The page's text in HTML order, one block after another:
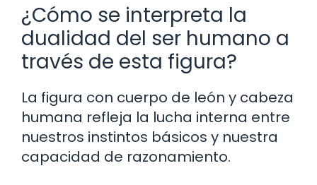
¿Cómo se interpreta la
dualidad del ser humano a
través de esta figura?
La figura con cuerpo de león y cabeza
humana refleja la lucha interna entre
nuestros instintos básicos y nuestra
capacidad de razonamiento.